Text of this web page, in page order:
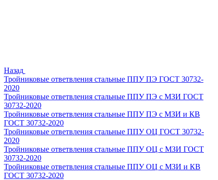
Назад
Тройниковые ответвления стальные ППУ ПЭ ГОСТ 30732-
2020
Тройниковые ответвления стальные ППУ ПЭ с МЗИ ГОСТ
30732-2020
Тройниковые ответвления стальные ППУ ПЭ с МЗИ и КВ
ГОСТ 30732-2020
Тройниковые ответвления стальные ППУ ОЦ ГОСТ 30732-
2020
Тройниковые ответвления стальные ППУ ОЦ с МЗИ ГОСТ
30732-2020
Тройниковые ответвления стальные ППУ ОЦ с МЗИ и КВ
ГОСТ 30732-2020